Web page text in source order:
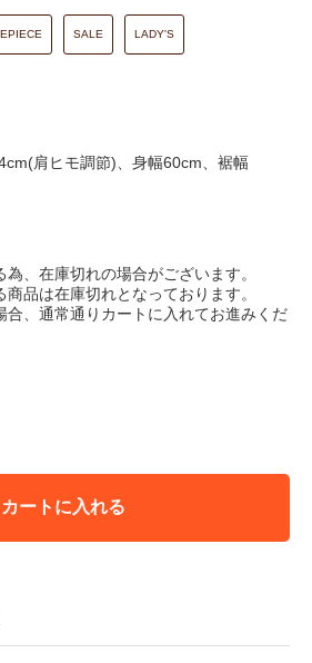
SALE LADY'S
肩ヒモ調節)、身幅60cm、裾幅
為、在庫切れの場合がございます。
品は在庫切れとなっております。
合、通常通りカートに入れてお進みくだ
カートに入れる